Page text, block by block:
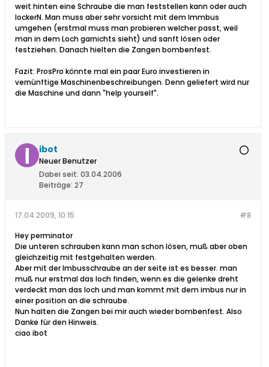
weit hinten eine Schraube die man feststellen kann oder auch
lockerN. Man muss aber sehr vorsicht mit dem Immbus
umgehen (erstmal muss man probieren welcher passt, weil
man in dem Loch garnichts sieht) und sanft lösen oder
festziehen. Danach hielten die Zangen bombenfest.
Fazit: ProsPro könnte mal ein paar Euro investieren in
vernünftige Maschinenbeschreibungen. Denn geliefert wird nur
die Maschine und dann "help yourself".
ibot
Neuer Benutzer
Dabei seit: 03.04.2006
Beiträge: 27
#8
17.04.2009, 10:15
Hey perminator
Die unteren schrauben kann man schon lösen, muß aber oben
gleichzeitig mit festgehalten werden.
Aber mit der Imbusschraube an der seite ist es besser. man
muß nur erstmal das loch finden, wenn es die gelenke dreht
verdeckt man das loch und man kommt mit dem imbus nur in
einer position an die schraube.
Nun halten die Zangen bei mir auch wieder bombenfest. Also
Danke für den Hinweis.
ciao ibot